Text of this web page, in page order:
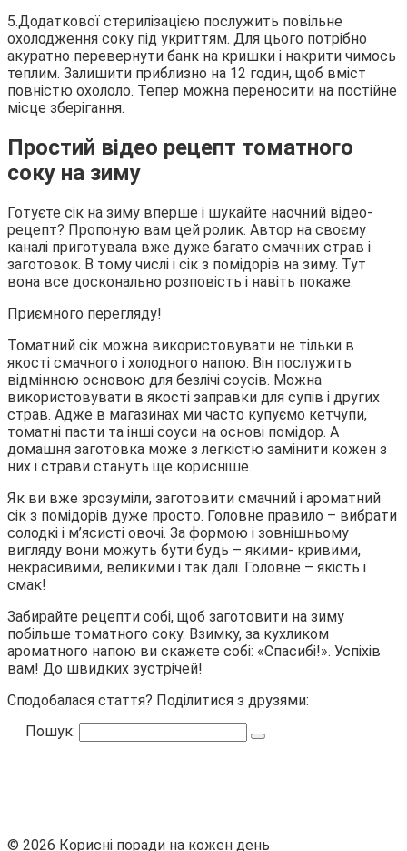
5.Додаткової стерилізацією послужить повільне
охолодження соку під укриттям. Для цього потрібно
акуратно перевернути банк на кришки і накрити чимось
теплим. Залишити приблизно на 12 годин, щоб вміст
повністю охололо. Тепер можна переносити на постійне
місце зберігання.
Простий відео рецепт томатного
соку на зиму
Готуєте сік на зиму вперше і шукайте наочний відео-
рецепт? Пропоную вам цей ролик. Автор на своєму
каналі приготувала вже дуже багато смачних страв і
заготовок. В тому числі і сік з помідорів на зиму. Тут
вона все досконально розповість і навіть покаже.
Приємного перегляду!
Томатний сік можна використовувати не тільки в
якості смачного і холодного напою. Він послужить
відмінною основою для безлічі соусів. Можна
використовувати в якості заправки для супів і других
страв. Адже в магазинах ми часто купуємо кетчупи,
томатні пасти та інші соуси на основі помідор. А
домашня заготовка може з легкістю замінити кожен з
них і страви стануть ще корисніше.
Як ви вже зрозуміли, заготовити смачний і ароматний
сік з помідорів дуже просто. Головне правило – вибрати
солодкі і м’ясисті овочі. За формою і зовнішньому
вигляду вони можуть бути будь – якими- кривими,
некрасивими, великими і так далі. Головне – якість і
смак!
Забирайте рецепти собі, щоб заготовити на зиму
побільше томатного соку. Взимку, за кухликом
ароматного напою ви скажете собі: «Спасибі!». Успіхів
вам! До швидких зустрічей!
Сподобалася стаття? Поділитися з друзями:
Пошук:
© 2026 Корисні поради на кожен день